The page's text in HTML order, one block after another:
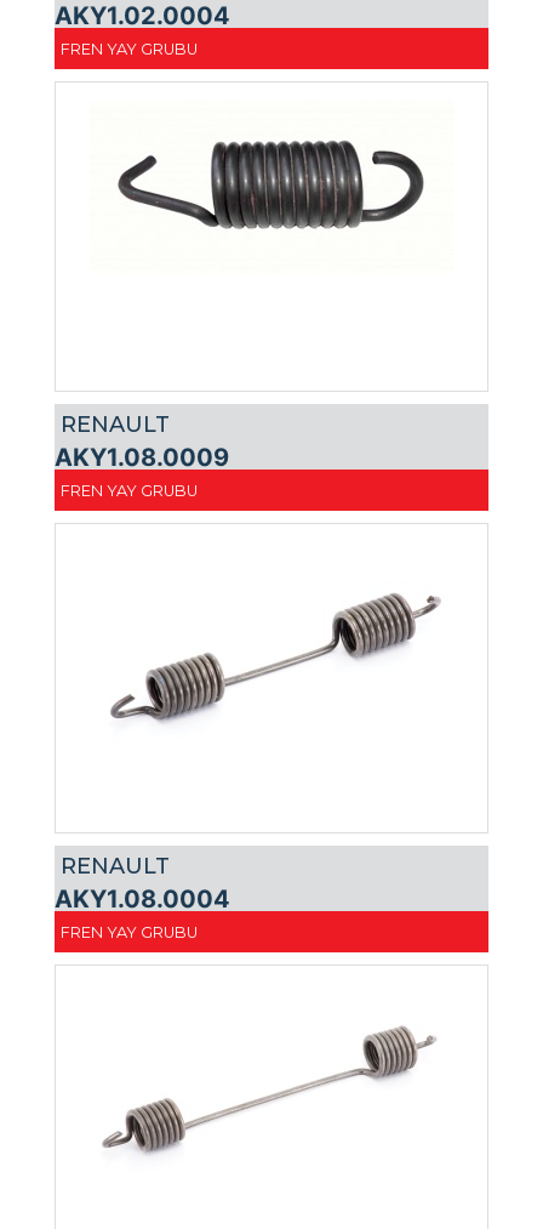
AKY1.02.0004
FREN YAY GRUBU
RENAULT
AKY1.08.0009
FREN YAY GRUBU
RENAULT
AKY1.08.0004
FREN YAY GRUBU